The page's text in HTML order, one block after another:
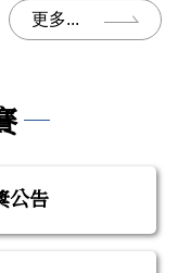
更多...
公告